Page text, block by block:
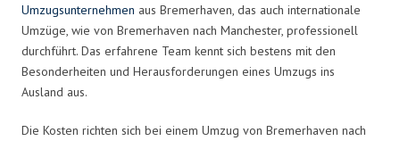
Umzugsunternehmen aus Bremerhaven, das auch internationale
Umzüge, wie von Bremerhaven nach Manchester, professionell
durchführt. Das erfahrene Team kennt sich bestens mit den
Besonderheiten und Herausforderungen eines Umzugs ins
Ausland aus.
Die Kosten richten sich bei einem Umzug von Bremerhaven nach